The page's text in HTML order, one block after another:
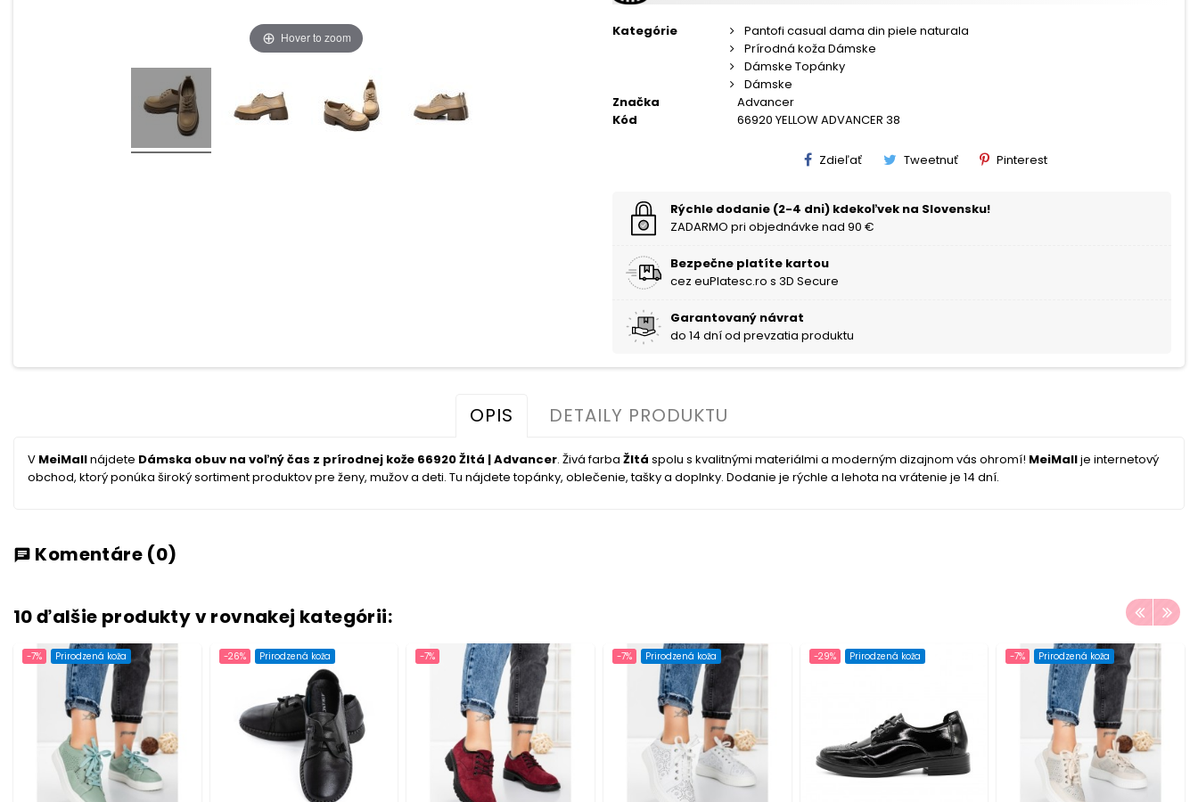
Hover to zoom Kategórie
Pantofi casual dama din piele naturala
Prírodná koža Dámske
Dámske Topánky
Dámske
Značka
Advancer
Kód
66920 YELLOW ADVANCER 38
Zdieľať Tweetnuť Pinterest
Rýchle dodanie (2-4 dni) kdekoľvek na Slovensku!
ZADARMO pri objednávke nad 90 €
Bezpečne platíte kartou
cez euPlatesc.ro s 3D Secure
Garantovaný návrat
do 14 dní od prevzatia produktu
OPIS DETAILY PRODUKTU
V MeiMallnájdete Dámska obuv na voľný čas z prírodnej kože 66920 Žltá | Advancer. Živá farba Žltá spolu s kvalitnými materiálmi a moderným dizajnom vás ohromí! MeiMallje internetový
obchod, ktorý ponúka široký sortiment produktov pre ženy, mužov a deti. Tu nájdete topánky, oblečenie, tašky a doplnky. Dodanie je rýchle a lehota na vrátenie je 14 dní.
chat Komentáre (0)
10 ďalšie produkty v rovnakej kategórii:
-7% Prirodzená koža -26% Prirodzená koža -7% -7% Prirodzená koža -29% Prirodzená koža -7% Prirodzená koža